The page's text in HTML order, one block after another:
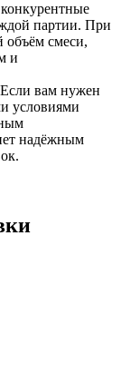
партии. При
объём смеси,
и
Если вам нужен
условиями
надёжным